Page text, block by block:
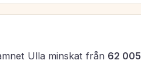
Ulla minskat från 62 005